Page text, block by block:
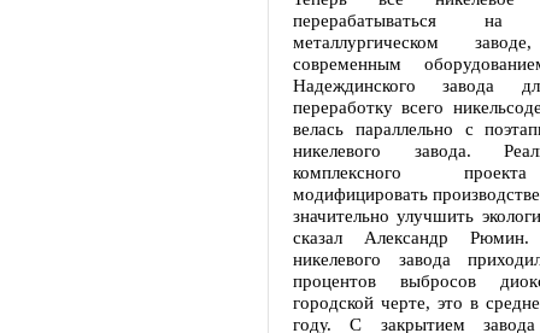
перерабатываться на
металлургическом
современным
Надеждинского завода
переработку всего
велась параллельно с
никелевого завода.
комплексного
модифицировать
значительно улучшить
сказал Александр
никелевого завода
процентов выбросов
городской черте, это в
году. С закрытием